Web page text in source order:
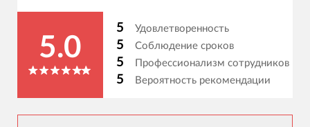
5.0
5 Удовлетворенность
5 Соблюдение сроков
5 Профессионализм сотрудников
5 Вероятность рекомендации